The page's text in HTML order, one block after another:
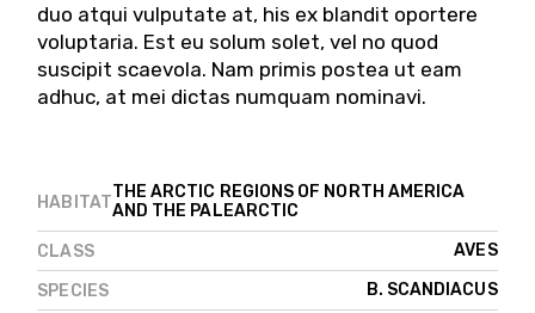
duo atqui vulputate at, his ex blandit oportere
voluptaria. Est eu solum solet, vel no quod
suscipit scaevola. Nam primis postea ut eam
adhuc, at mei dictas numquam nominavi.
HABITATTHE ARCTIC REGIONS OF NORTH AMERICA
AND THE PALEARCTIC
CLASS
AVES
SPECIES
B. SCANDIACUS